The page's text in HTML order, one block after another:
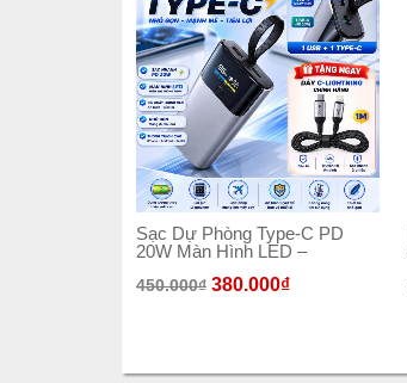
Sạc Dự Phòng Type-C PD
20W Màn Hình LED –
450.000₫ 380.000₫